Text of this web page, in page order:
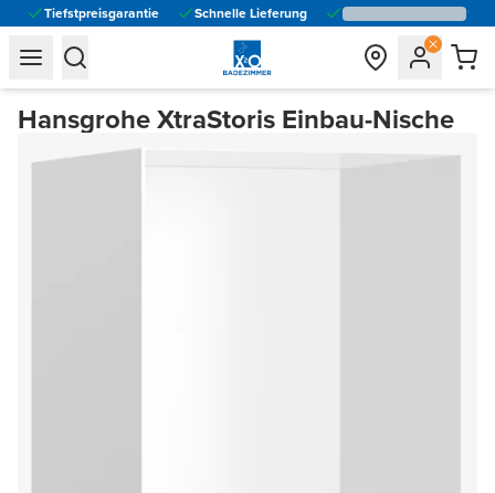
Tiefstpreisgarantie Schnelle Lieferung
general.navigation.toggle_menu.label
general.navigation.toggle_menu.label
Hansgrohe XtraStoris Einbau-Nische